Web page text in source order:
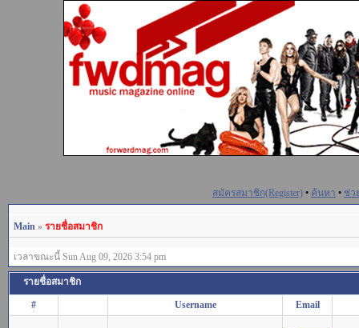
สมัครสมาชิก(Register) • ค้นหา • ช่ว
Main » รายชื่อสมาชิก
เวลาขณะนี้ Sun Aug 09, 2026 3:54 pm
รายชื่อสมาชิก
# Username Email